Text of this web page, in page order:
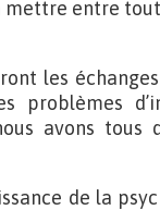
mettre entre
les
problèmes
avons tous
de la